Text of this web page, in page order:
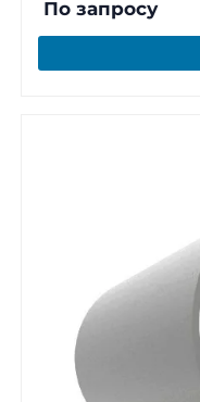
По запросу